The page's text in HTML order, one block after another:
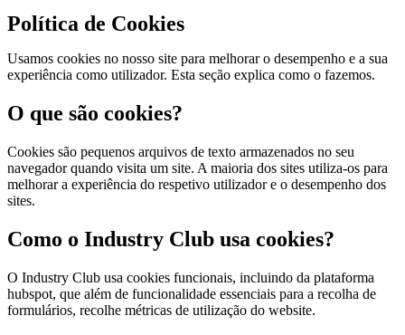
Política de Cookies
Usamos cookies no nosso site para melhorar o desempenho e a sua
experiência como utilizador. Esta seção explica como o fazemos.
O que são cookies?
Cookies são pequenos arquivos de texto armazenados no seu
navegador quando visita um site. A maioria dos sites utiliza-os para
melhorar a experiência do respetivo utilizador e o desempenho dos
sites.
Como o Industry Club usa cookies?
O Industry Club usa cookies funcionais, incluindo da plataforma
hubspot, que além de funcionalidade essenciais para a recolha de
formulários, recolhe métricas de utilização do website.